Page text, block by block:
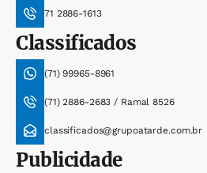
71 2886-1613
Classificados
(71) 99965-8961
(71) 2886-2683 / Ramal 8526
classificados@grupoatarde.com.br
Publicidade